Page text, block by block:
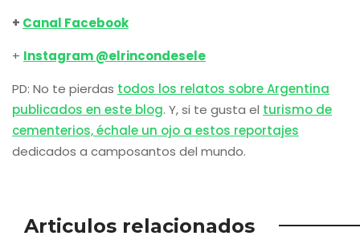
+ Canal Facebook
+ Instagram @elrincondesele
PD: No te pierdas todos los relatos sobre Argentina
publicados en este blog. Y, si te gusta el turismo de
cementerios, échale un ojo a estos reportajes
dedicados a camposantos del mundo.
Articulos relacionados